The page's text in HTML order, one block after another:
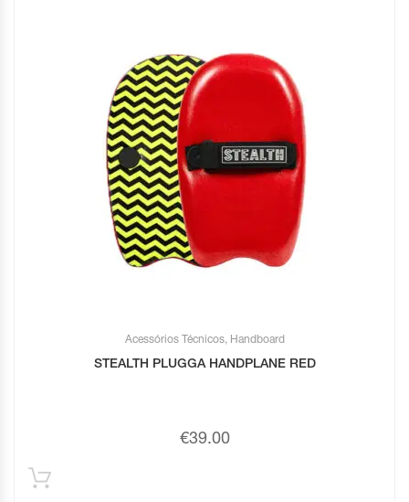
Acessórios Técnicos, Handboard
STEALTH PLUGGA HANDPLANE RED
€39.00